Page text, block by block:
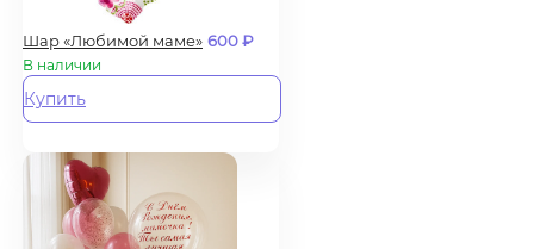
Шар «Любимой маме» 600₽
В наличии
Купить